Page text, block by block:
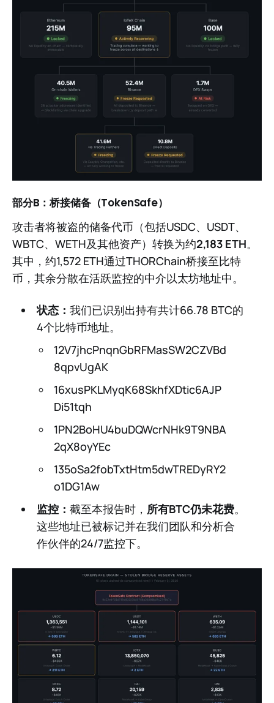
部分B：桥接储备（TokenSafe）
攻击者将被盗的储备代币（包括USDC、USDT、
WBTC、WETH及其他资产）转换为约2,183 ETH。
其中，约1,572 ETH通过THORChain桥接至比特
币，其余分散在活跃监控的中介以太坊地址中。
状态： 我们已识别出持有共计66.78 BTC的
4个比特币地址。
12V7jhcPnqnGbRFMasSW2CZVBd
8qpvUgAK
16xusPKLMyqK68SkhfXDtic6AJP
Di51tqh
1PN2BoHU4buDQWcrNHk9T9NBA
2qX8oyYEc
135oSa2fobTxtHtm5dwTREDyRY2
o1DG1Aw
监控： 截至本报告时， 所有BTC仍未花费。
这些地址已被标记并在我们团队和分析合
作伙伴的24/7监控下。